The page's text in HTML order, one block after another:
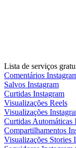
Lista de serviços
Comentários
Salvos Instagram
Curtidas Instagram
Visualizações Reels
Visualizações
Curtidas Automáticas
Compartilhamentos
Visualizações Stories